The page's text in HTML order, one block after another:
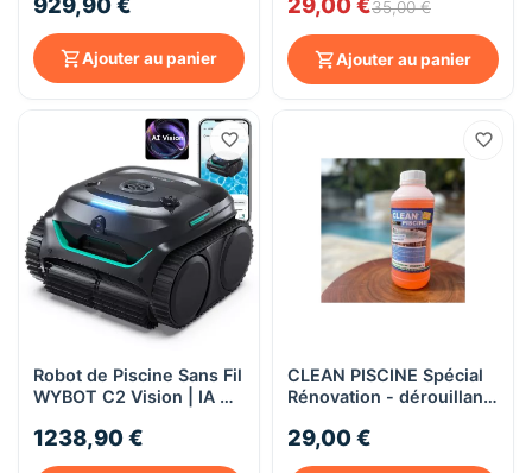
Ligne d'Eau
Ajouter au panier
35,00 €
Ajouter au panier
Robot de Piscine Sans Fil
WYBOT C2 Vision | IA &
Nettoyage Paroi et Ligne
1238,90 €
CLEAN PISCINE Spécial
Rénovation - dérouillant
29,00 €